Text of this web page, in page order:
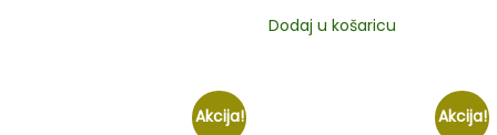
Dodaj u košaricu
Akcija! Akcija!